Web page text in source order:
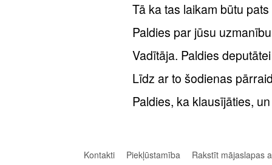
Tā ka tas laikam būtu
Paldies par jūsu
Vadītāja. Paldies
Līdz ar to šodienas
Paldies, ka klausījāties,
Kontakti Piekļūstamība
Rakstīt mājaslapas